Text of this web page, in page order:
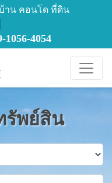
าน คอนโด ที่ดิน
1056-4054
รัพย์สิน